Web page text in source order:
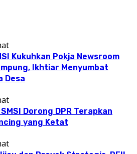
Kukuhkan Pokja Newsroom
Ikhtiar Menyumbat
Desa
Dorong DPR Terapkan
yang Ketat